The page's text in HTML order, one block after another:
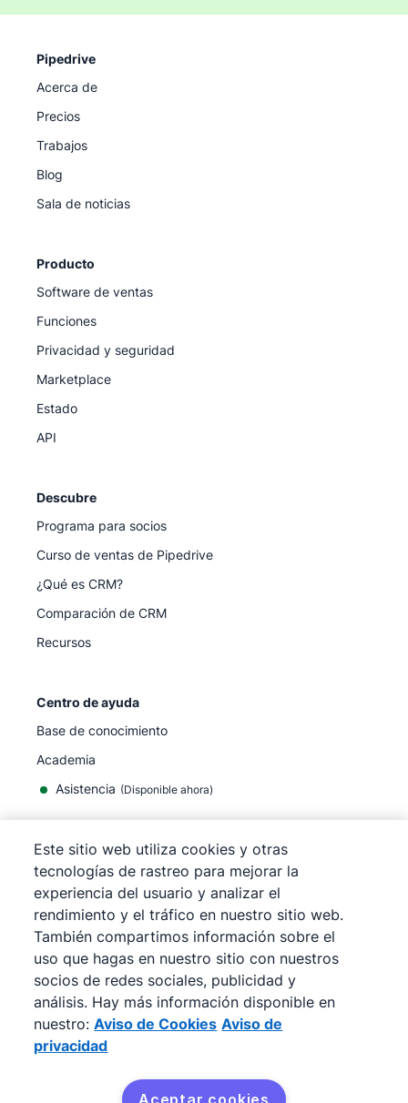
Pipedrive
Acerca de
Precios
Trabajos
Blog
Sala de noticias
Producto
Software de ventas
Funciones
Privacidad y seguridad
Marketplace
Estado
API
Descubre
Programa para socios
Curso de ventas de Pipedrive
¿Qué es CRM?
Comparación de CRM
Recursos
Centro de ayuda
Base de conocimiento
Academia
Asistencia (Disponible ahora)
©2026Pipedrive
Pipedrive
Términos de servicio
Pipedrive
Aviso de privacidad
Mapa del sitio
Aviso de Cookies
Preferencias de cookies
Pipedrive es un CRM de ventas basado en la web.
Este sitio web utiliza cookies y otras
tecnologías de rastreo para mejorar la
experiencia del usuario y analizar el
rendimiento y el tráfico en nuestro sitio web.
También compartimos información sobre el
uso que hagas en nuestro sitio con nuestros
socios de redes sociales, publicidad y
análisis. Hay más información disponible en
nuestro: Aviso de Cookies Aviso de
privacidad
Aceptar cookies